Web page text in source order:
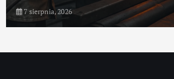
7 sierpnia, 2026